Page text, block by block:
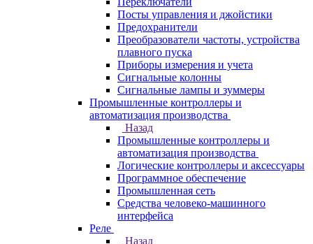
Посты управления и джойстики
Предохранители
Преобразователи частоты, устройства
плавного пуска
Приборы измерения и учета
Сигнальные колонны
Сигнальные лампы и зуммеры
Промышленные контроллеры и
автоматизация производства
Назад
Промышленные контроллеры и
автоматизация производства
Логические контроллеры и аксессуары
Программное обеспечение
Промышленная сеть
Средства человеко-машинного
интерфейса
Реле
Назад